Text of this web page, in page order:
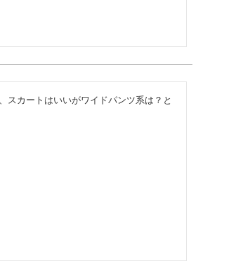
スカートはいいがワイドパンツ系は？と